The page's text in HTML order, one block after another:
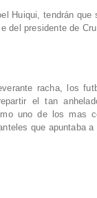
Huiqui, tendrán que
del presidente de
racha, los
el tan
uno de los mas
que apuntaba a